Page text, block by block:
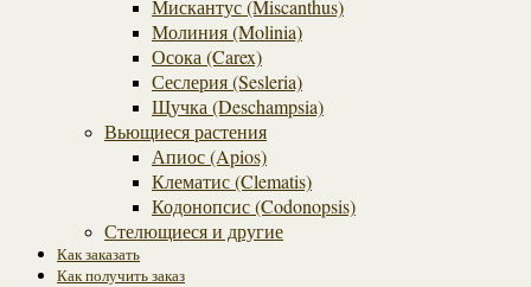
Мискантус (Miscanthus)
Молиния (Molinia)
Осока (Carex)
Сеслерия (Sesleria)
Щучка (Deschampsia)
Вьющиеся растения
Апиос (Apios)
Клематис (Clematis)
Кодонопсис (Codonopsis)
Стелющиеся и другие
Как заказать
Как получить заказ